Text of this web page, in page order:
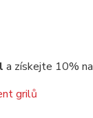
a získejte 10% na
grilů